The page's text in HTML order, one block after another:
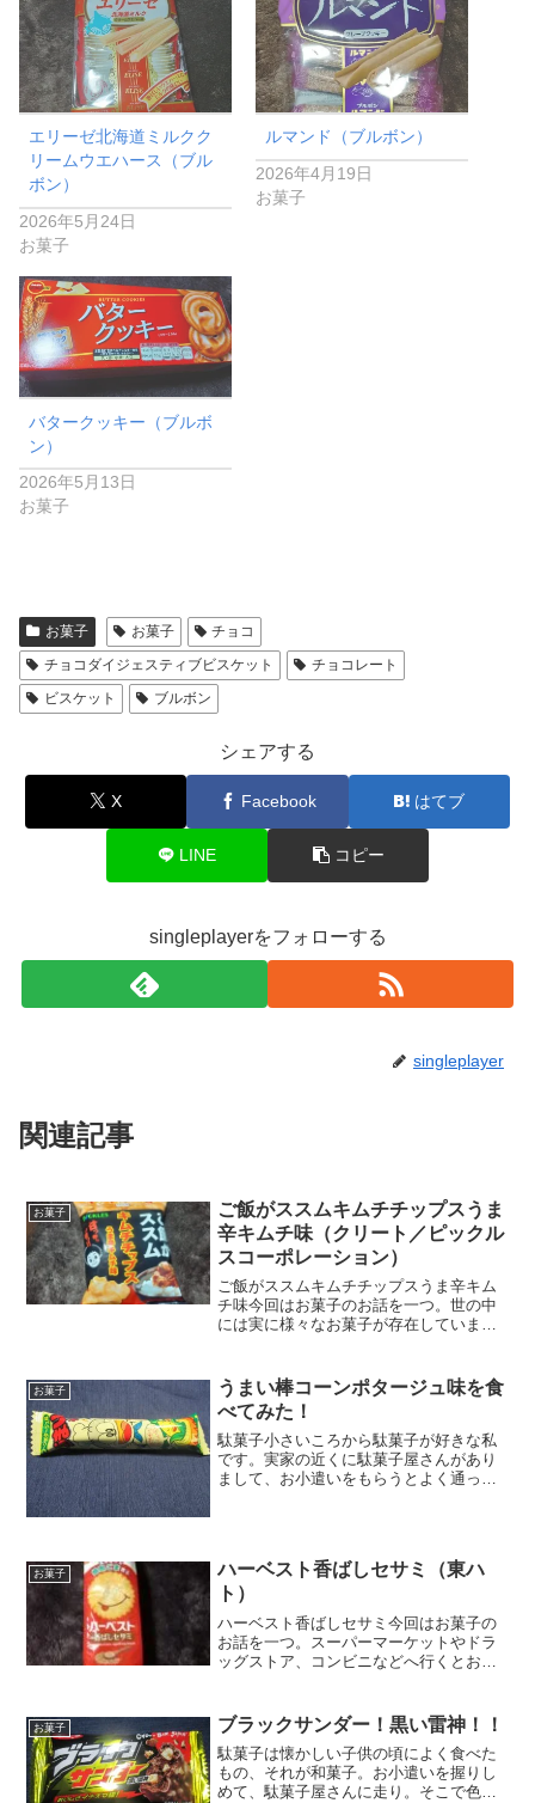
エリーゼ北海道ミルクク
リームウエハース（ブル
ボン）
2026年5月24日
お菓子
ルマンド（ブルボン）
2026年4月19日
お菓子
バタークッキー（ブルボ
ン）
2026年5月13日
お菓子
お菓子 お菓子
チョコ
チョコダイジェスティブビスケット
チョコレート
ビスケット
ブルボン
シェアする
X Facebook はてブ
LINE コピー
singleplayerをフォローする
singleplayer
関連記事
お菓子
ご飯がススムキムチチップスうま
辛キムチ味（クリート／ピックル
スコーポレーション）
ご飯がススムキムチチップスうま辛キム
チ味今回はお菓子のお話を一つ。世の中
には実に様々なお菓子が存在しています
子が定番かと思いますが、キムチを使っ
たお菓子なんてのもありま...
お菓子
うまい棒コーンポタージュ味を食
べてみた！
駄菓子小さいころから駄菓子が好きな私
です。実家の近くに駄菓子屋さんがあり
まして、お小遣いをもらうとよく通った
お話。うまい棒コ...
お菓子
ハーベスト香ばしセサミ（東ハ
ト）
ハーベスト香ばしセサミ今回はお菓子の
お話を一つ。スーパーマーケットやドラ
ッグストア、コンビニなどへ行くとお菓
ころを通る時・・・ついつい寄ってしま
うんですよねぇ( ﾟДﾟ...
お菓子 ブラックサンダー！黒い雷神！！
駄菓子は懐かしい子供の頃によく食べた
もの、それが和菓子。お小遣いを握りし
めて、駄菓子屋さんに走り。そこで色々